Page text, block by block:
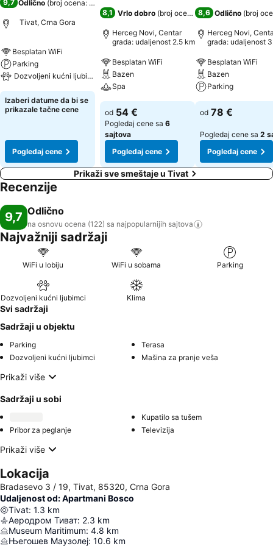
9,7 Odlično (broj ocena: 122
Tivat, Crna Gora
Besplatan WiFi
Parking
Dozvoljeni kućni ljubimci
Izaberi datume da bi se
prikazale tačne cene
Pogledaj cene
8,1 Vrlo dobro (broj ocena: 1.716)
Herceg Novi, Centar
grada: udaljenost 2.5 km
Besplatan WiFi
Bazen
Spa
od 54 €
Pogledaj cene sa 6
sajtova
Pogledaj cene
8,6 Odlično (broj
Herceg Novi,
grada: udaljenost
Besplatan WiFi
Bazen
Parking
od 78 €
Pogledaj cene sa 2
Pogledaj cene
Prikaži sve smeštaje u Tivat
Recenzije
9,7 Odlično
na osnovu ocena (122) sa najpopularnijih sajtova
Najvažniji sadržaji
WiFi u lobiju WiFi u sobama Parking
Dozvoljeni kućni ljubimci Klima
Svi sadržaji
Sadržaji u objektu
Parking
Terasa
Dozvoljeni kućni ljubimci
Mašina za pranje veša
Prikaži više
Sadržaji u sobi
Kupatilo sa tušem
Pribor za peglanje
Televizija
Prikaži više
Lokacija
Bradasevo 3 / 19, Tivat, 85320, Crna Gora
Udaljenost od: Apartmani Bosco
Tivat: 1.3 km
Аеродром Тиват: 2.3 km
Museum Maritimum: 4.8 km
Његошев Маузолеј: 10.6 km